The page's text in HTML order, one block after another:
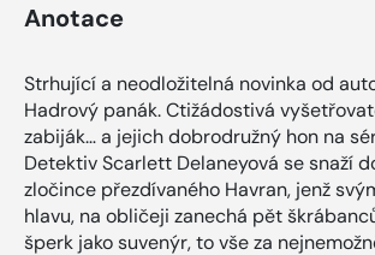
Anotace
Strhující a neodložitelná novinka od
Hadrový panák. Ctižádostivá
zabiják… a jejich dobrodružný hon na
Detektiv Scarlett Delaneyová se snaží
zločince přezdívaného Havran, jenž
hlavu, na obličeji zanechá pět
šperk jako suvenýr, to vše za